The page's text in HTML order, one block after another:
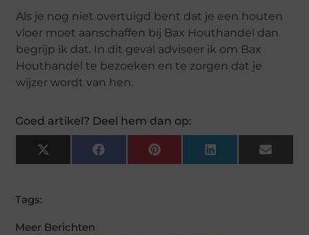
Als je nog niet overtuigd bent dat je een houten
vloer moet aanschaffen bij Bax Houthandel dan
begrijp ik dat. In dit geval adviseer ik om Bax
Houthandel te bezoeken en te zorgen dat je
wijzer wordt van hen.
Goed artikel? Deel hem dan op:
X
(Twitter)
FacebookPinterest LinkedIn Email
Tags:
Meer Berichten